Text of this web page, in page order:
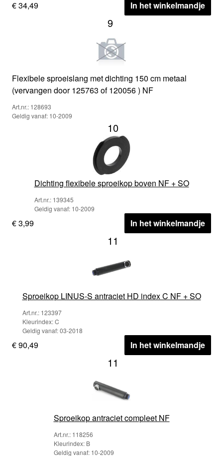
€ 34,49 In het winkelmandje
9
Flexibele sproeislang met dichting 150 cm metaal
(vervangen door 125763 of 120056 ) NF
Art.nr.: 128693
Geldig vanaf: 10-2009
10
Dichting flexibele sproeikop boven NF + SO
Art.nr.: 139345
Geldig vanaf: 10-2009
€ 3,99 In het winkelmandje
11
Sproeikop LINUS-S antraciet HD index C NF + SO
Art.nr.: 123397
Kleurindex: C
Geldig vanaf: 03-2018
€ 90,49 In het winkelmandje
11
Sproeikop antraciet compleet NF
Art.nr.: 118256
Kleurindex: B
Geldig vanaf: 10-2009